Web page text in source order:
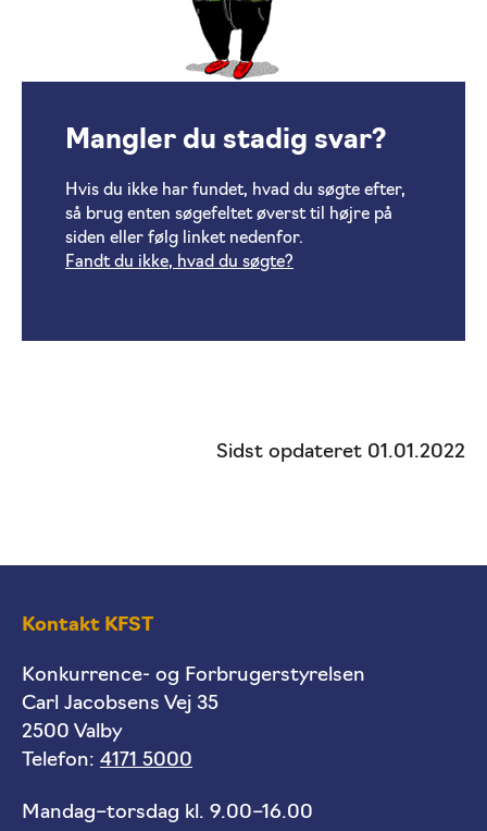
Mangler du stadig svar?
Hvis du ikke har fundet, hvad du søgte efter,
så brug enten søgefeltet øverst til højre på
siden eller følg linket nedenfor.
Fandt du ikke, hvad du søgte?
Sidst opdateret 01.01.2022
Kontakt KFST
Konkurrence- og Forbrugerstyrelsen
Carl Jacobsens Vej 35
2500 Valby
Telefon: 4171 5000
Mandag–torsdag kl. 9.00–16.00